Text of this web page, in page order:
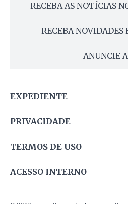
RECEBA AS NOTÍCIAS
RECEBA NOVIDADES
ANUNCIE
EXPEDIENTE
PRIVACIDADE
TERMOS DE USO
ACESSO INTERNO